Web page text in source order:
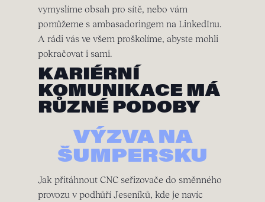
vymyslíme obsah pro sítě, nebo vám
pomůžeme s ambasadoringem na LinkedInu.
A rádi vás ve všem proškolíme, abyste mohli
pokračovat i sami.
KARIÉRNÍ
KOMUNIKACE MÁ
RŮZNÉ PODOBY
VÝZVA NA
ŠUMPERSKU
Jak přitáhnout CNC seřizovače do směnného
provozu v podhůří Jeseníků, kde je navíc